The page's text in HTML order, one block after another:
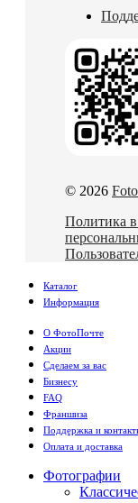
© 2026
Политика
Каталог
Информация
О ФотоПочте
Акции
Сделаем за вас
Бизнесу
FAQ
Франшиза
Поддержка и
Оплата и доставка
Фотографии